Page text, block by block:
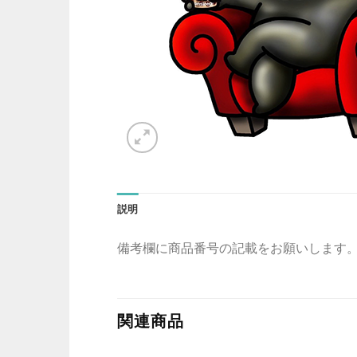
説明
備考欄に商品番号の記載をお願いします
関連商品